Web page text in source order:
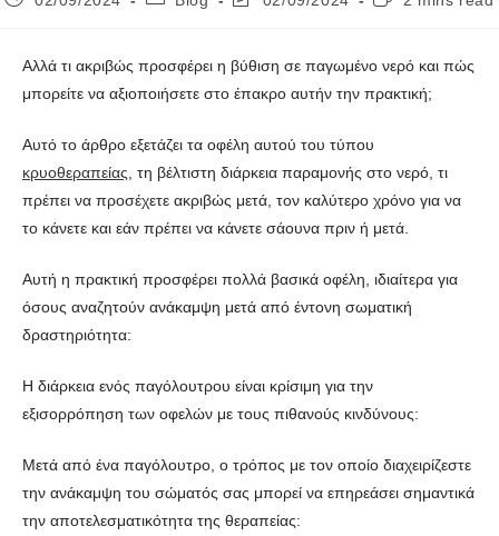
Αλλά τι ακριβώς προσφέρει η βύθιση σε παγωμένο νερό και πώς
μπορείτε να αξιοποιήσετε στο έπακρο αυτήν την πρακτική;
Αυτό το άρθρο εξετάζει τα οφέλη αυτού του τύπου
κρυοθεραπείας , τη βέλτιστη διάρκεια παραμονής στο νερό, τι
πρέπει να προσέχετε ακριβώς μετά, τον καλύτερο χρόνο για να
το κάνετε και εάν πρέπει να κάνετε σάουνα πριν ή μετά.
Αυτή η πρακτική προσφέρει πολλά βασικά οφέλη, ιδιαίτερα για
όσους αναζητούν ανάκαμψη μετά από έντονη σωματική
δραστηριότητα:
Η διάρκεια ενός παγόλουτρου είναι κρίσιμη για την
εξισορρόπηση των οφελών με τους πιθανούς κινδύνους:
Μετά από ένα παγόλουτρο, ο τρόπος με τον οποίο διαχειρίζεστε
την ανάκαμψη του σώματός σας μπορεί να επηρεάσει σημαντικά
την αποτελεσματικότητα της θεραπείας: